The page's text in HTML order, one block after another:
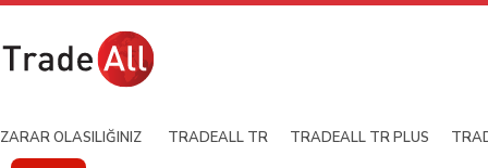
ZARAR OLASILIĞINIZ TRADEALL TR TRADEALL TR PLUS